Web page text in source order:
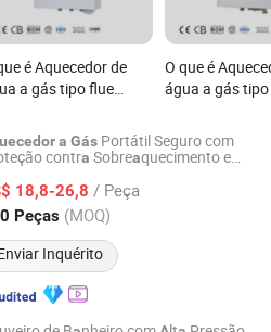
é Aquecedor de
a gás tipo flue
de resposta
O que é
água a gás
anti-
a Gás Portátil Seguro com
contra Sobreaquecimento e
18,8-26,8 / Peça
Peças (MOQ)
Inquérito
Co., Ltd.
Desde 2026